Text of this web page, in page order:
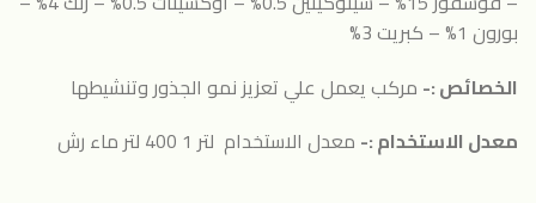
بورون 1% – كبريت 3%
الخصائص :- مركب يعمل علي تعزيز نمو الجذور وتنشيطها
معدل الاستخدام :- معدل الاستخدام لتر 1 400 لتر ماء رش